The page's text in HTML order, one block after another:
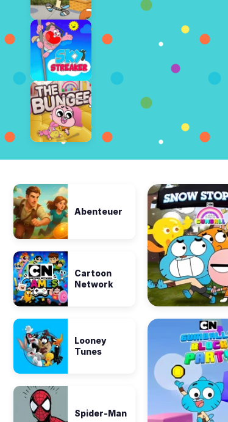
Abenteuer
Cartoon
Network
Looney
Tunes
Spider-Man